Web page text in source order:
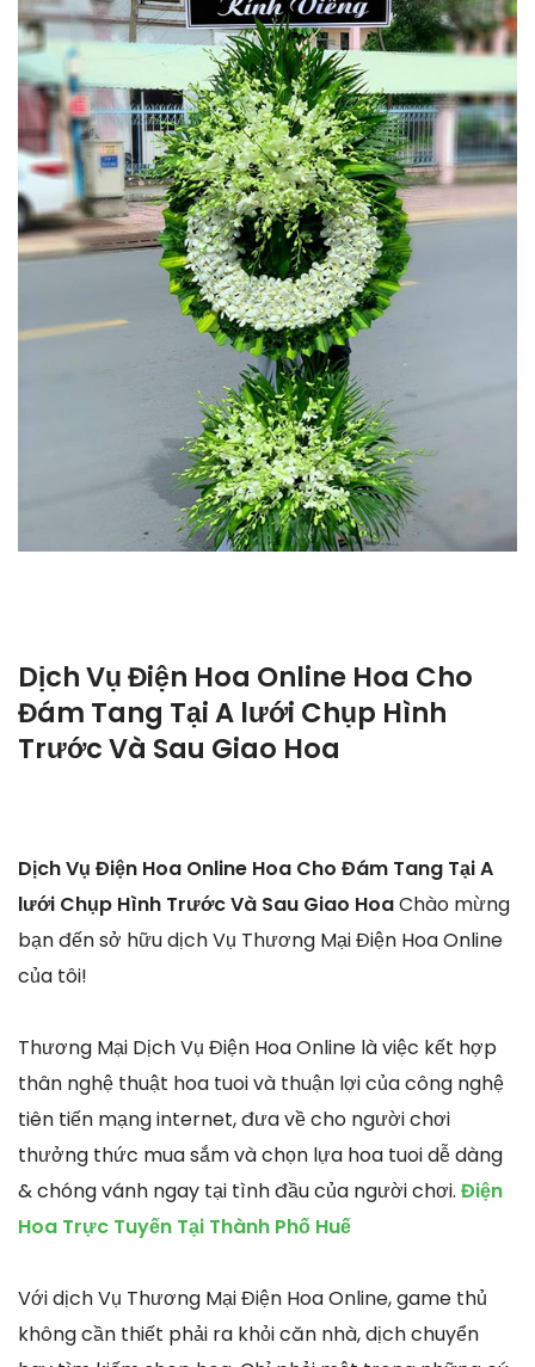
Dịch Vụ Điện Hoa Online Hoa Cho
Đám Tang Tại A lưới Chụp Hình
Trước Và Sau Giao Hoa
Dịch Vụ Điện Hoa Online Hoa Cho Đám Tang Tại A
lưới Chụp Hình Trước Và Sau Giao HoaChào mừng
bạn đến sở hữu dịch Vụ Thương Mại Điện Hoa Online
của tôi!
Thương Mại Dịch Vụ Điện Hoa Online là việc kết hợp
thân nghệ thuật hoa tuoi và thuận lợi của công nghệ
tiên tiến mạng internet, đưa về cho người chơi
thưởng thức mua sắm và chọn lựa hoa tuoi dễ dàng
& chóng vánh ngay tại tình đầu của người chơi. Điện
Hoa Trực Tuyến Tại Thành Phố Huế
Với dịch Vụ Thương Mại Điện Hoa Online, game thủ
không cần thiết phải ra khỏi căn nhà, dịch chuyển